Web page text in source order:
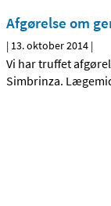
Afgørelse om
| 13. oktober 2014 |
Vi har truffet
Simbrinza.